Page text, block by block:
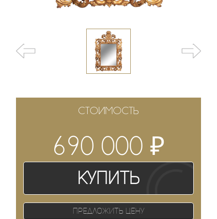
СТОИМОСТЬ
690 000 ₽
Купить
Предложить цену